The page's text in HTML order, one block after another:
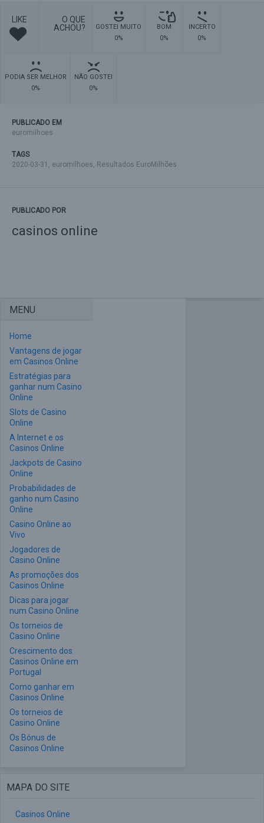
LIKE
O QUE
ACHOU?
GOSTEI MUITO
0%
BOM
0%
INCERTO
0%
PODIA SER MELHOR
0%
NÃO GOSTEI
0%
PUBLICADO EM
euromilhoes
TAGS
2020-03-31 , euromilhoes, Resultados EuroMilhões
PUBLICADO POR
casinos online
MENU
Home
Vantagens de jogar
em Casinos Online
Estratégias para
ganhar num Casino
Online
Slots de Casino
Online
A Internet e os
Casinos Online
Jackpots de Casino
Online
Probabilidades de
ganho num Casino
Online
Casino Online ao
Vivo
Jogadores de
Casino Online
As promoções dos
Casinos Online
Dicas para jogar
num Casino Online
Os torneios de
Casino Online
Crescimento dos
Casinos Online em
Portugal
Como ganhar em
Casinos Online
Os torneios de
Casino Online
Os Bónus de
Casinos Online
MAPA DO SITE
Casinos Online